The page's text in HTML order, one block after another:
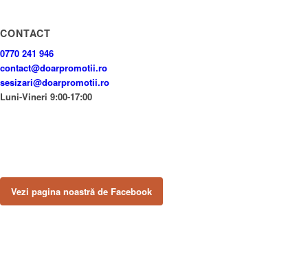
CONTACT
0770 241 946
contact@doarpromotii.ro
sesizari@doarpromotii.ro
Luni-Vineri 9:00-17:00
Vezi pagina noastră de Facebook